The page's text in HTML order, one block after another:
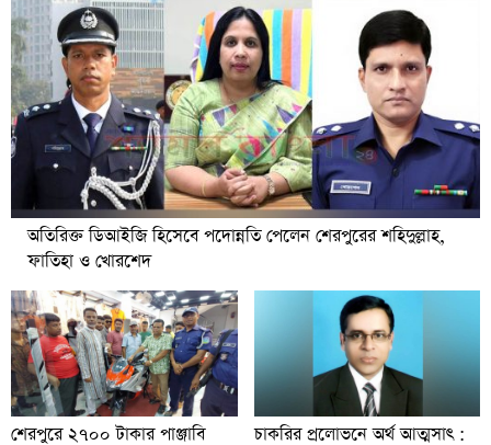
অতিরিক্ত ডিআইজি হিসেবে পদোন্নতি পেলেন শেরপুরের শহিদুল্লাহ,
ফাতিহা ও খোরশেদ
শেরপুরে ২৭০০ টাকার পাঞ্জাবি
চাকরির প্রলোভনে অর্থ আত্মসাৎ :